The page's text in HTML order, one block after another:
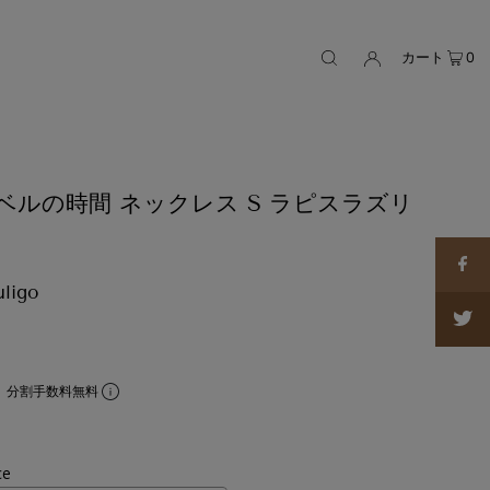
カート 0
ルの時間 ネックレス S ラピスラズリ
分割手数料無料